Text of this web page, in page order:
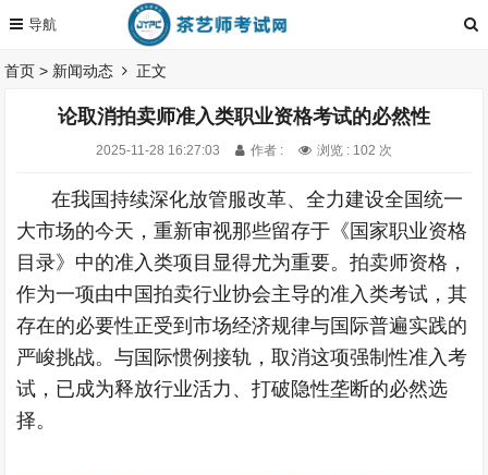
首页 > 新闻动态 正文
论取消拍卖师准入类职业资格考试的必然性
2025-11-28 16:27:03 作者 : 浏览 : 102 次
在我国持续深化放管服改革、全力建设全国统一
大市场的今天，重新审视那些留存于《国家职业资格
目录》中的准入类项目显得尤为重要。拍卖师资格，
作为一项由中国拍卖行业协会主导的准入类考试，其
存在的必要性正受到市场经济规律与国际普遍实践的
严峻挑战。与国际惯例接轨，取消这项强制性准入考
试，已成为释放行业活力、打破隐性垄断的必然选
择。